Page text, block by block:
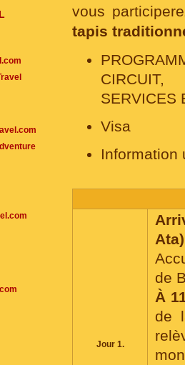
vous
tapis
CIRCUIT,
SERVICES
Visa
Information
Jour 1.
de
À
de